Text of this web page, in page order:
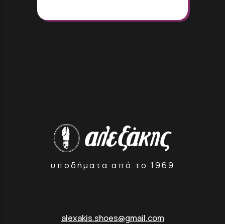
υποδήματα από το 1969
alexakis.shoes@gmail.com